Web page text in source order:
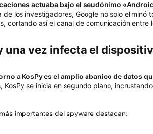
actuaba bajo el seudónimo
de los investigadores, Google no solo
cortando así el canal de comunicación
una vez infecta el
a KosPy es el amplio abanico de datos
KosPy se inicia en segundo plano,
importantes del spyware destacan: